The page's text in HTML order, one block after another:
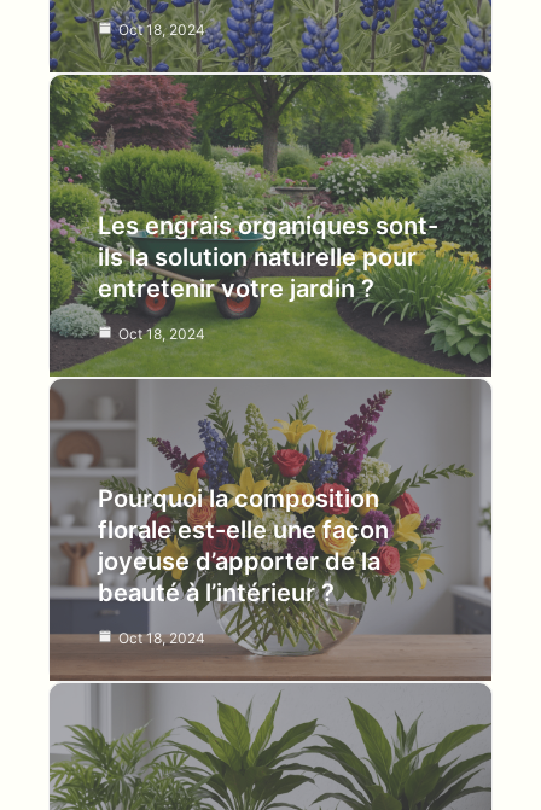
Oct 18, 2024
Les engrais organiques sont-
ils la solution naturelle pour
entretenir votre jardin ?
Oct 18, 2024
Pourquoi la composition
florale est-elle une façon
joyeuse d’apporter de la
beauté à l’intérieur ?
Oct 18, 2024